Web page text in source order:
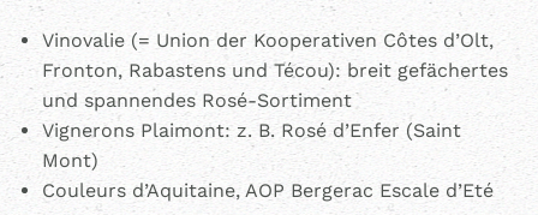
Vinovalie (= Union der Kooperativen Côtes d’Olt,
Fronton, Rabastens und Técou): breit gefächertes
und spannendes Rosé-Sortiment
Vignerons Plaimont: z. B. Rosé d’Enfer (Saint
Mont)
Couleurs d’Aquitaine, AOP Bergerac Escale d’Eté